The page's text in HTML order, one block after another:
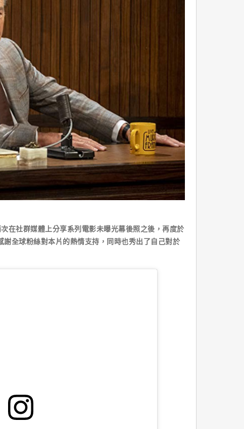
在社群媒體上分享系列電影未曝光幕後照之後，再度於
全球粉絲對本片的熱情支持，同時也秀出了自己對於